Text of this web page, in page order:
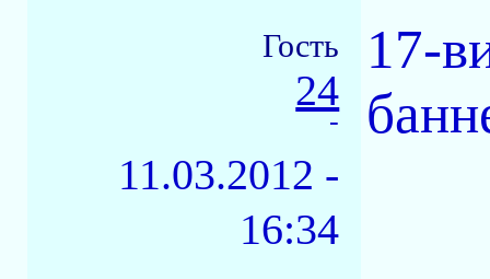
Гость
24
-
11.03.2012 -
16:34
17-